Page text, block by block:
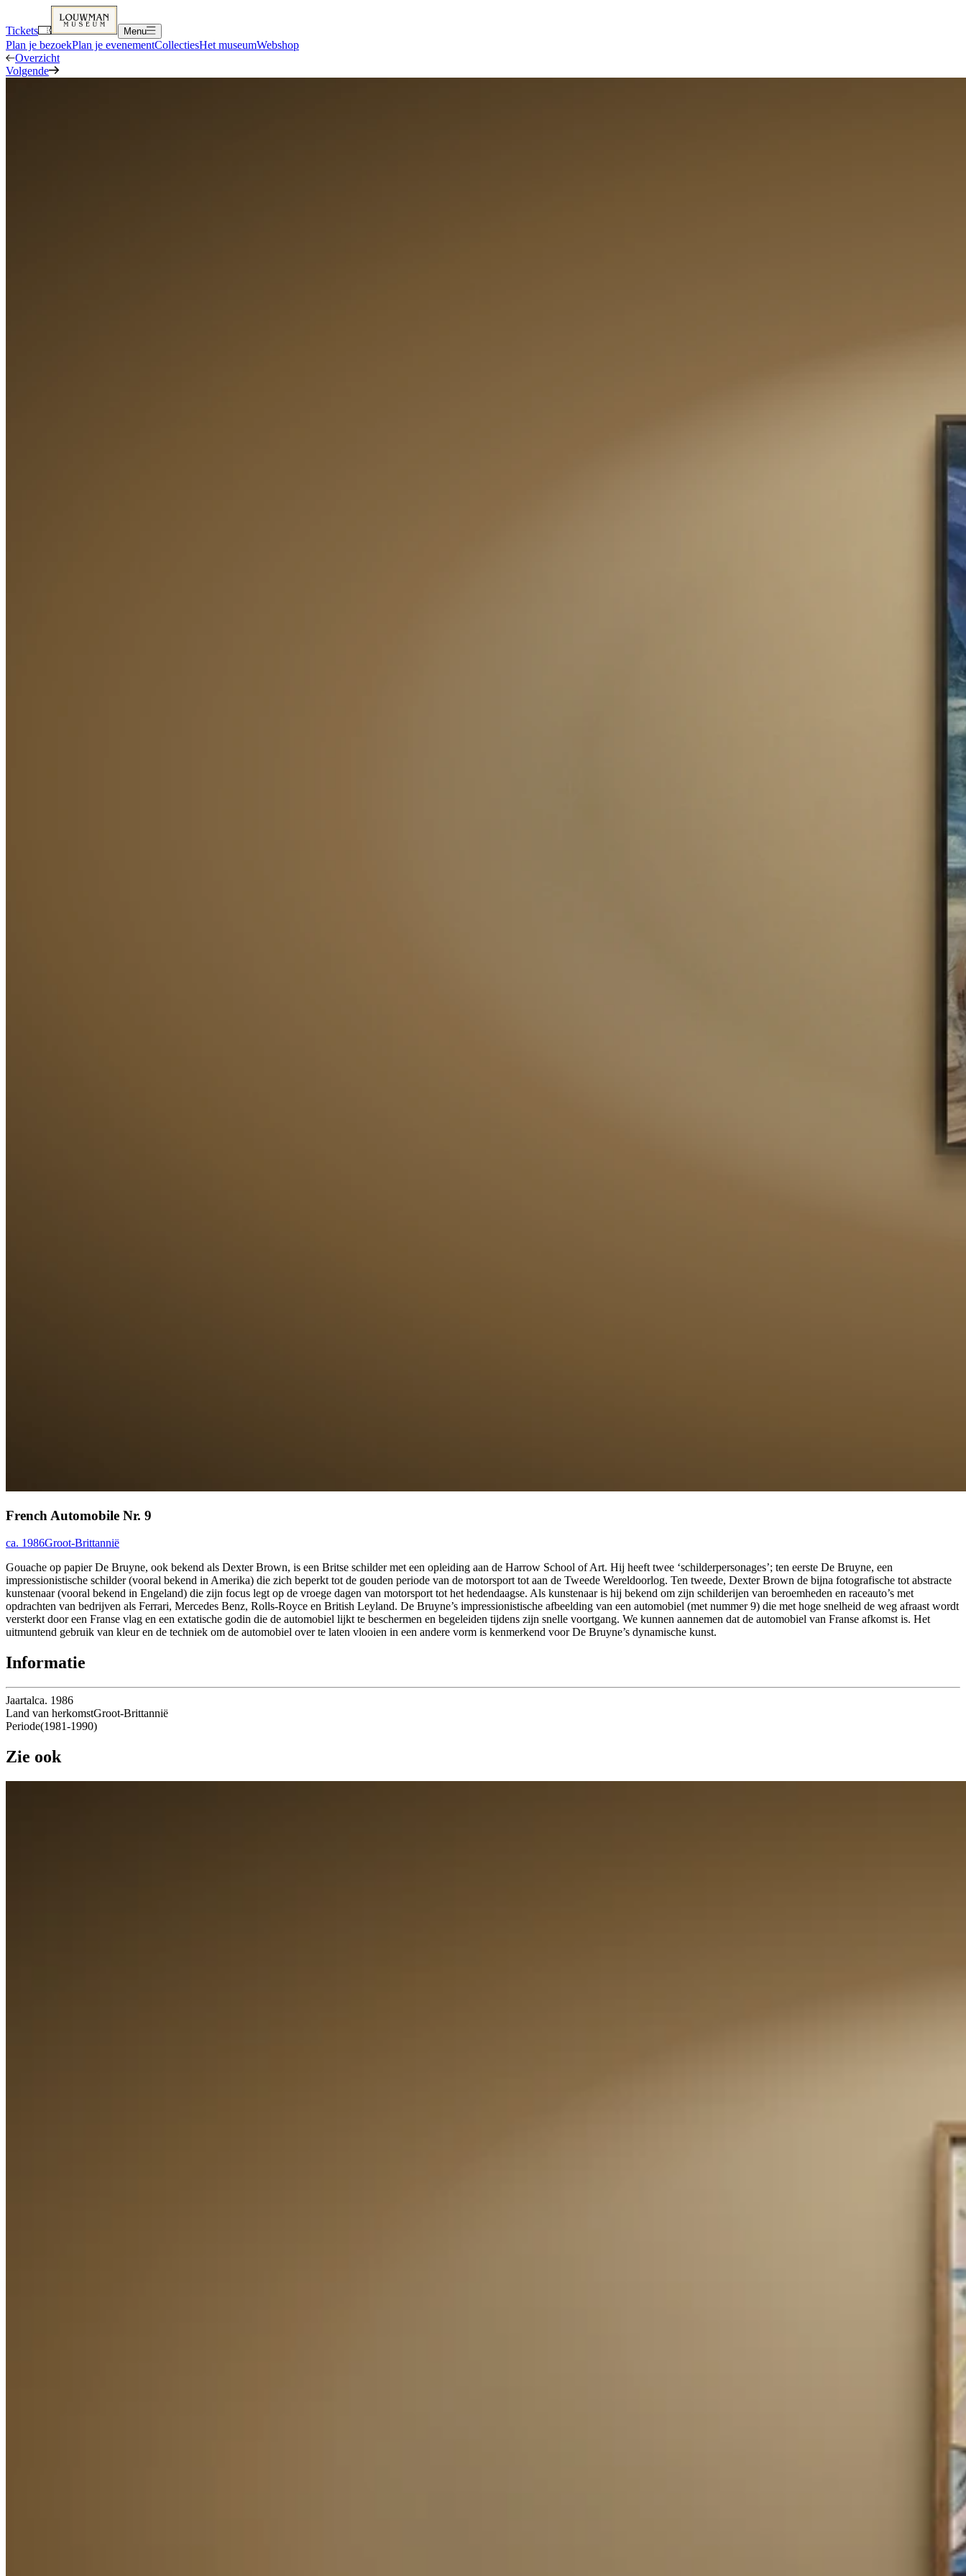
Tickets Menu
Plan je bezoekPlan je evenementCollectiesHet museumWebshop
Overzicht
Volgende
French Automobile Nr. 9
ca. 1986Groot-Brittannië
Gouache op papier De Bruyne, ook bekend als Dexter Brown, is een Britse schilder met een opleiding aan de Harrow School of Art. Hij heeft twee ‘schilderpersonages’; ten eerste De Bruyne, een
impressionistische schilder (vooral bekend in Amerika) die zich beperkt tot de gouden periode van de motorsport tot aan de Tweede Wereldoorlog. Ten tweede, Dexter Brown de bijna fotografische tot abstracte
kunstenaar (vooral bekend in Engeland) die zijn focus legt op de vroege dagen van motorsport tot het hedendaagse. Als kunstenaar is hij bekend om zijn schilderijen van beroemheden en raceauto’s met
opdrachten van bedrijven als Ferrari, Mercedes Benz, Rolls-Royce en British Leyland. De Bruyne’s impressionistische afbeelding van een automobiel (met nummer 9) die met hoge snelheid de weg afraast wordt
versterkt door een Franse vlag en een extatische godin die de automobiel lijkt te beschermen en begeleiden tijdens zijn snelle voortgang. We kunnen aannemen dat de automobiel van Franse afkomst is. Het
uitmuntend gebruik van kleur en de techniek om de automobiel over te laten vlooien in een andere vorm is kenmerkend voor De Bruyne’s dynamische kunst.
Informatie
Jaartalca. 1986
Land van herkomstGroot-Brittannië
Periode(1981-1990)
Zie ook